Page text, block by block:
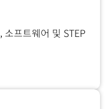
프트웨어 및 STEP